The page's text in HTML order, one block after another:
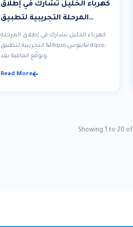
كهرباء الخليل تشارك في إطلاق
المرحلة التجريبية لتطبيق
“يبوس” وتوقّع اتفاقية تقديم
الخدمات عبر التطبيق
كهرباء الخليل تشارك في إطلاق المرحلة
التجريبية لتطبيق &ldquo;يبوس&rdquo;
وتوقّع اتفاقية تقد
Read More
Showing 1 to 20 of